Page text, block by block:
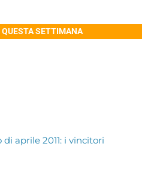
SETTIMANA
di aprile 2011: i vincitori